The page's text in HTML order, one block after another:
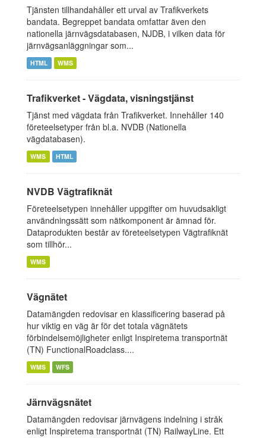
Tjänsten tillhandahåller ett urval av Trafikverkets
bandata. Begreppet bandata omfattar även den
nationella järnvägsdatabasen, NJDB, i vilken data för
järnvägsanläggningar som...
HTML WMS
Trafikverket - Vägdata, visningstjänst
Tjänst med vägdata från Trafikverket. Innehåller 140
företeelsetyper från bl.a. NVDB (Nationella
vägdatabasen).
WMS HTML
NVDB Vägtrafiknät
Företeelsetypen innehåller uppgifter om huvudsakligt
användningssätt som nätkomponent är ämnad för.
Dataprodukten består av företeelsetypen Vägtrafiknät
som tillhör...
WMS
Vägnätet
Datamängden redovisar en klassificering baserad på
hur viktig en väg är för det totala vägnätets
förbindelsemöjligheter enligt Inspiretema transportnät
(TN) FunctionalRoadclass....
WMS WFS
Järnvägsnätet
Datamängden redovisar järnvägens indelning i stråk
enligt Inspiretema transportnät (TN) RailwayLine. Ett